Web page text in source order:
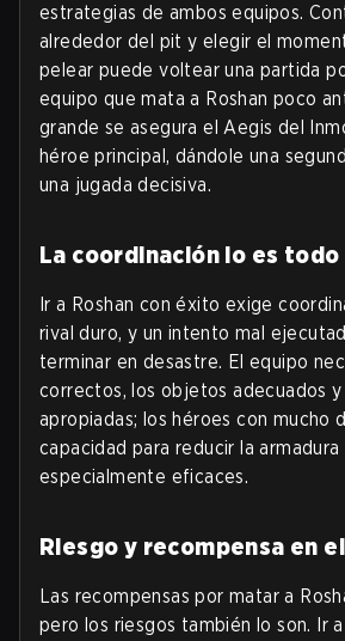
estrategias de ambos equipos.
alrededor del pit y elegir el
pelear puede voltear una partida
equipo que mata a Roshan poco
grande se asegura el Aegis del
héroe principal, dándole una
una jugada decisiva.
La coordinación lo es todo
Ir a Roshan con éxito exige
rival duro, y un intento mal
terminar en desastre. El equipo
correctos, los objetos adecuados y
apropiadas; los héroes con mucho
capacidad para reducir la armadura
especialmente eficaces.
Riesgo y recompensa en
Las recompensas por matar a
pero los riesgos también lo son. Ir a